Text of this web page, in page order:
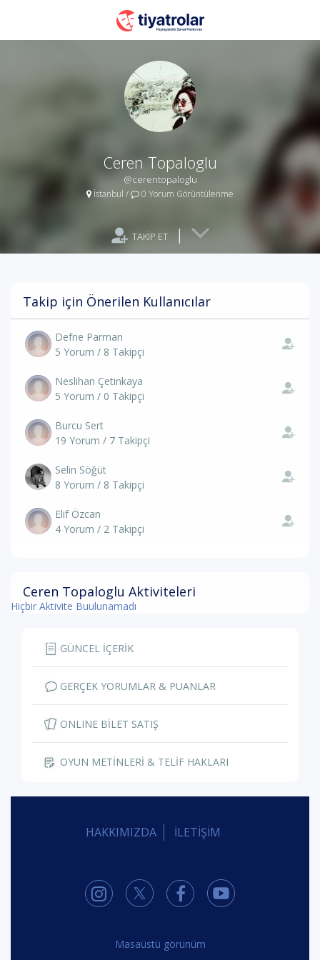
Ceren Topaloglu
@cerentopaloglu
İstanbul / 0 Yorum Görüntülenme
TAKİP ET |
Takip için Önerilen Kullanıcılar
Defne Parman
5 Yorum / 8 Takipçi
Neslihan Çetinkaya
5 Yorum / 0 Takipçi
Burcu Sert
19 Yorum / 7 Takipçi
Selin Söğüt
8 Yorum / 8 Takipçi
Elif Özcan
4 Yorum / 2 Takipçi
Ceren Topaloglu Aktiviteleri
Hiçbir Aktivite Buulunamadı
GÜNCEL İÇERİK
GERÇEK YORUMLAR & PUANLAR
ONLINE BİLET SATIŞ
OYUN METİNLERİ & TELİF HAKLARI
HAKKIMIZDA İLETİŞİM
Masaüstü görünüm